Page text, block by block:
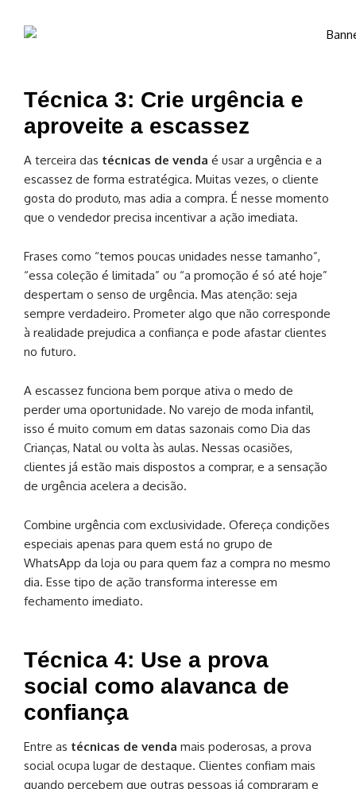
Técnica 3: Crie urgência e
aproveite a escassez
A terceira das técnicas de venda é usar a urgência e a
escassez de forma estratégica. Muitas vezes, o cliente
gosta do produto, mas adia a compra. É nesse momento
que o vendedor precisa incentivar a ação imediata.
Frases como “temos poucas unidades nesse tamanho”,
“essa coleção é limitada” ou “a promoção é só até hoje”
despertam o senso de urgência. Mas atenção: seja
sempre verdadeiro. Prometer algo que não corresponde
à realidade prejudica a confiança e pode afastar clientes
no futuro.
A escassez funciona bem porque ativa o medo de
perder uma oportunidade. No varejo de moda infantil,
isso é muito comum em datas sazonais como Dia das
Crianças, Natal ou volta às aulas. Nessas ocasiões,
clientes já estão mais dispostos a comprar, e a sensação
de urgência acelera a decisão.
Combine urgência com exclusividade. Ofereça condições
especiais apenas para quem está no grupo de
WhatsApp da loja ou para quem faz a compra no mesmo
dia. Esse tipo de ação transforma interesse em
fechamento imediato.
Técnica 4: Use a prova
social como alavanca de
confiança
Entre as técnicas de venda mais poderosas, a prova
social ocupa lugar de destaque. Clientes confiam mais
quando percebem que outras pessoas já compraram e